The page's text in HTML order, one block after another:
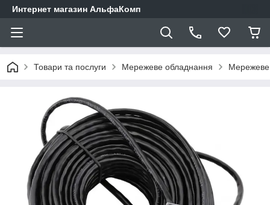
Интернет магазин АльфаКомп
Товари та послуги Мережеве обладнання